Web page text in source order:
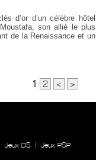
d’or d’un célèbre hôtel
son allié le plus
de la Renaissance et un
1 2 < >
Jeux DS |
Jeux PSP